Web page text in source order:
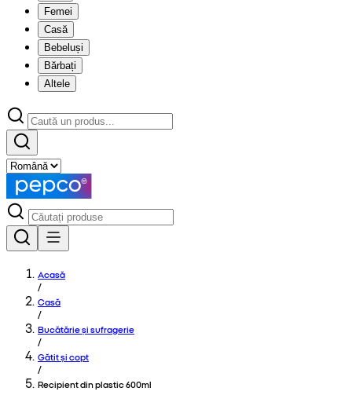
Femei
Casă
Bebeluși
Bărbați
Altele
Acasă
/
Casă
/
Bucătărie și sufragerie
/
Gătit și copt
/
Recipient din plastic 600ml